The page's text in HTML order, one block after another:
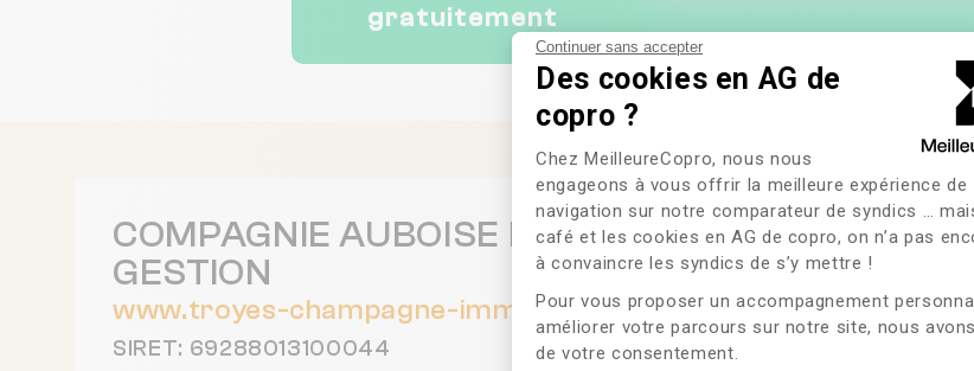
Continuer sans accepter
Des cookies en AG de
copro ?
Plateforme de Gestion du
Chez MeilleureCopro, nous nous
engageons à vous offrir la meilleure expérience de
navigation sur notre comparateur de syndics …
café et les cookies en AG de copro, on n’a pas
à convaincre les syndics de s’y mettre !
Pour vous proposer un accompagnement
améliorer votre parcours sur notre site, nous
de votre consentement.
Axeptio consent
gratuitement
COMPAGNIE AUBOISE IMMOBILIERE DE
GESTION
www.troyes-champagne-immobilier.fr
SIRET: 69288013100044